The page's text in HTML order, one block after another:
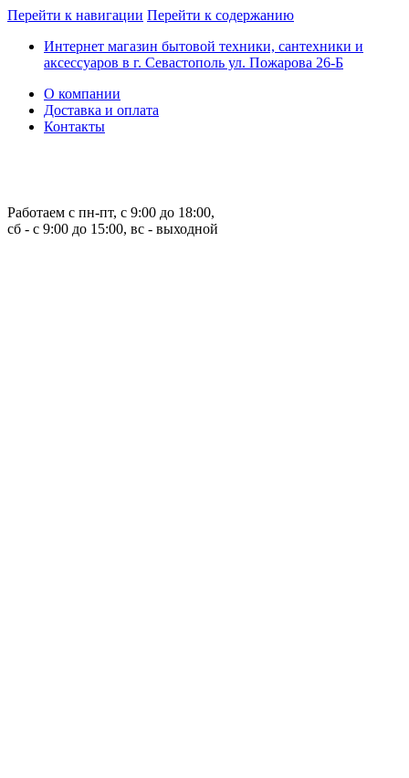
Перейти к навигации Перейти к содержанию
Интернет магазин бытовой техники, сантехники и
аксессуаров в г. Севастополь ул. Пожарова 26-Б
О компании
Доставка и оплата
Контакты
Работаем с пн-пт, с 9:00 до 18:00,
сб - с 9:00 до 15:00, вс - выходной